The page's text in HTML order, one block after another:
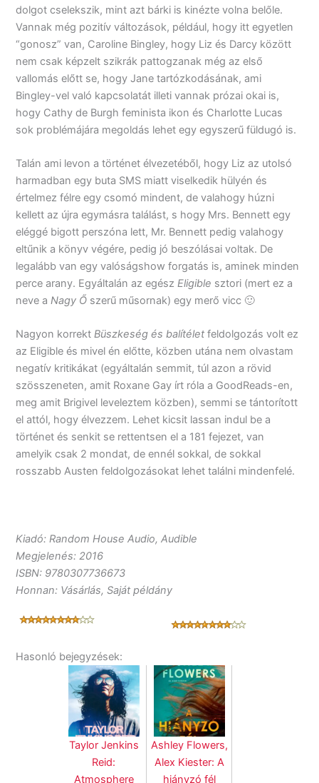
dolgot cselekszik, mint azt bárki is kinézte volna belőle.
Vannak még pozitív változások, például, hogy itt egyetlen
“gonosz” van, Caroline Bingley, hogy Liz és Darcy között
nem csak képzelt szikrák pattogzanak még az első
vallomás előtt se, hogy Jane tartózkodásának, ami
Bingley-vel való kapcsolatát illeti vannak prózai okai is,
hogy Cathy de Burgh feminista ikon és Charlotte Lucas
sok problémájára megoldás lehet egy egyszerű füldugó is.
Talán ami levon a történet élvezetéből, hogy Liz az utolsó
harmadban egy buta SMS miatt viselkedik hülyén és
értelmez félre egy csomó mindent, de valahogy húzni
kellett az újra egymásra találást, s hogy Mrs. Bennett egy
eléggé bigott perszóna lett, Mr. Bennett pedig valahogy
eltűnik a könyv végére, pedig jó beszólásai voltak. De
legalább van egy valóságshow forgatás is, aminek minden
perce arany. Egyáltalán az egészEligible sztori (mert ez a
neve aNagy Ő szerű műsornak) egy merő vicc 🙂
Nagyon korrektBüszkeség és balítélet feldolgozás volt ez
az Eligible és mivel én előtte, közben utána nem olvastam
negatív kritikákat (egyáltalán semmit, túl azon a rövid
szösszeneten, amit Roxane Gay írt róla a GoodReads-en,
meg amit Brigivel leveleztem közben), semmi se tántorított
el attól, hogy élvezzem. Lehet kicsit lassan indul be a
történet és senkit se rettentsen el a 181 fejezet, van
amelyik csak 2 mondat, de ennél sokkal, de sokkal
rosszabb Austen feldolgozásokat lehet találni mindenfelé.
Kiadó: Random House Audio, Audible
Megjelenés: 2016
ISBN: 9780307736673
Honnan: Vásárlás, Saját példány
Hasonló bejegyzések:
Taylor Jenkins
Reid:
Atmosphere
Ashley Flowers,
Alex Kiester: A
hiányzó fél